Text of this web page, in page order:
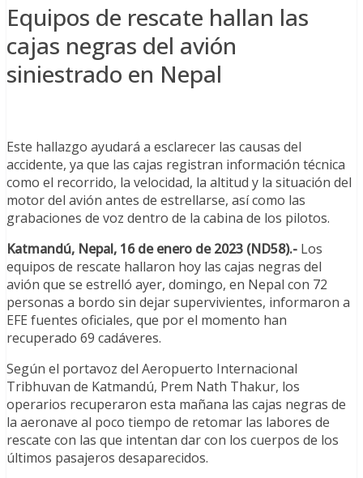
Equipos de rescate hallan las
cajas negras del avión
siniestrado en Nepal
Este hallazgo ayudará a esclarecer las causas del
accidente, ya que las cajas registran información técnica
como el recorrido, la velocidad, la altitud y la situación del
motor del avión antes de estrellarse, así como las
grabaciones de voz dentro de la cabina de los pilotos.
Katmandú, Nepal, 16 de enero de 2023 (ND58).- Los
equipos de rescate hallaron hoy las cajas negras del
avión que se estrelló ayer, domingo, en Nepal con 72
personas a bordo sin dejar supervivientes, informaron a
EFE fuentes oficiales, que por el momento han
recuperado 69 cadáveres.
Según el portavoz del Aeropuerto Internacional
Tribhuvan de Katmandú, Prem Nath Thakur, los
operarios recuperaron esta mañana las cajas negras de
la aeronave al poco tiempo de retomar las labores de
rescate con las que intentan dar con los cuerpos de los
últimos pasajeros desaparecidos.